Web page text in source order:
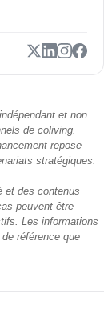
et non
de coliving.
repose
stratégiques.
et des contenus
peuvent être
Les informations
référence que